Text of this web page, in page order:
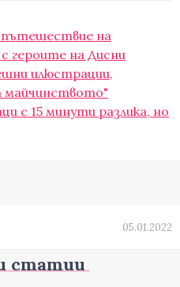
пътешествие на
героите на Дисни
илюстрации,
майчинството"
с 15 минути разлика, но
05.01.2022
статии